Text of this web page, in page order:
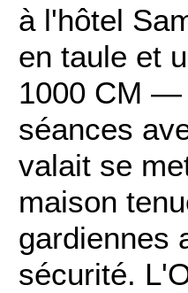
à l'hôtel
en taule et
1000 CM —
séances
valait se
maison
gardiennes
sécurité.